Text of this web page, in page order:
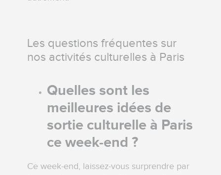
Les questions fréquentes sur
nos activités culturelles à Paris
Quelles sont les
meilleures idées de
sortie culturelle à Paris
ce week-end ?
Ce week-end, laissez-vous surprendre par